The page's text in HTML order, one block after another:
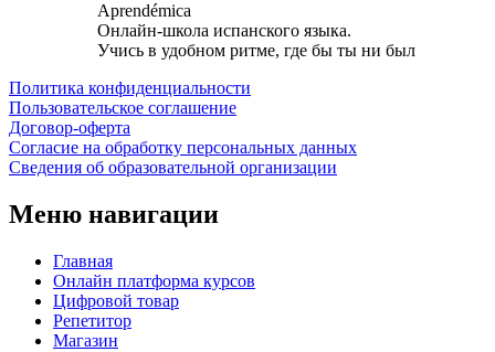
Aprendémica
Онлайн-школа испанского языка.
Учись в удобном ритме, где бы ты ни был
Политика конфиденциальности
Пользовательское соглашение
Договор-оферта
Согласие на обработку персональных данных
Сведения об образовательной организации
Меню навигации
Главная
Онлайн платформа курсов
Цифровой товар
Репетитор
Магазин